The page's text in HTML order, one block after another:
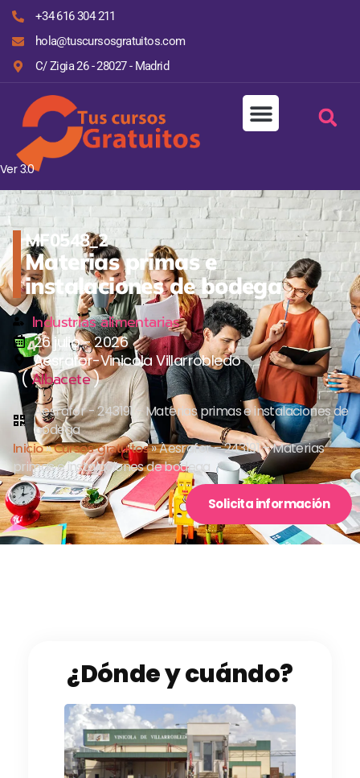
+34 616 304 211
hola@tuscursosgratuitos.com
C/ Zigia 26 - 28027 - Madrid
Ver 3.0
MF0548_2
Materias primas e
instalaciones de bodega
Industrias alimentarias
26 julio - 2026
Aesrafor-Vinicola Villarrobledo
(Albacete)
Aesrafor - 243191 - Materias primas e instalaciones de
bodega
Inicio»Cursos gratuitos»Aesrafor – 243191 – Materias
primas e instalaciones de bodega
Solicita información
¿Dónde y cuándo?